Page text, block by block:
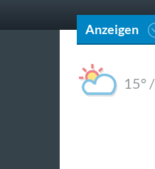
Anzeigen
15° /